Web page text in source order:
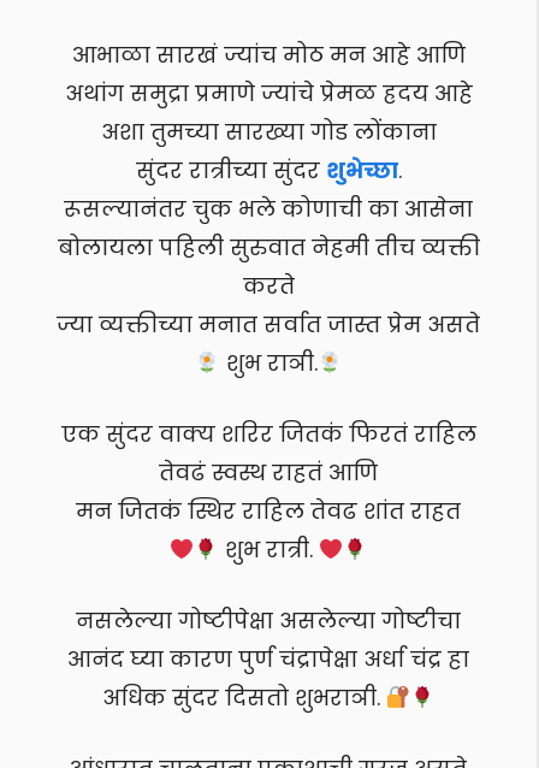
आभाळा सारखं ज्यांच मोठ मन आहे आणि
अथांग समुद्रा प्रमाणे ज्यांचे प्रेमळ ह्रदय आहे
अशा तुमच्या सारख्या गोड लोंकाना
सुंदर रात्रीच्या सुंदर शुभेच्छा.
रूसल्यानंतर चुक भले कोणाची का आसेना
बोलायला पहिली सुरुवात नेहमी तीच व्यक्ती
करते
ज्या व्यक्तीच्या मनात सर्वात जास्त प्रेम असते
शुभ राञी.
एक सुंदर वाक्य शरिर जितकं फिरतं राहिल
तेवढं स्वस्थ राहतं आणि
मन जितकं स्थिर राहिल तेवढ शांत राहत
शुभ रात्री.
नसलेल्या गोष्टीपेक्षा असलेल्या गोष्टीचा
आनंद घ्या कारण पुर्ण चंद्रापेक्षा अर्धा चंद्र हा
अधिक सुंदर दिसतो शुभराञी.